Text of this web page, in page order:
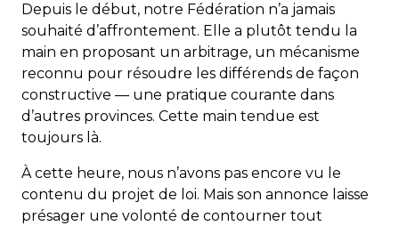
Depuis le début, notre Fédération n’a jamais
souhaité d’affrontement. Elle a plutôt tendu la
main en proposant un arbitrage, un mécanisme
reconnu pour résoudre les différends de façon
constructive — une pratique courante dans
d’autres provinces. Cette main tendue est
toujours là.
À cette heure, nous n’avons pas encore vu le
contenu du projet de loi. Mais son annonce laisse
présager une volonté de contourner tout